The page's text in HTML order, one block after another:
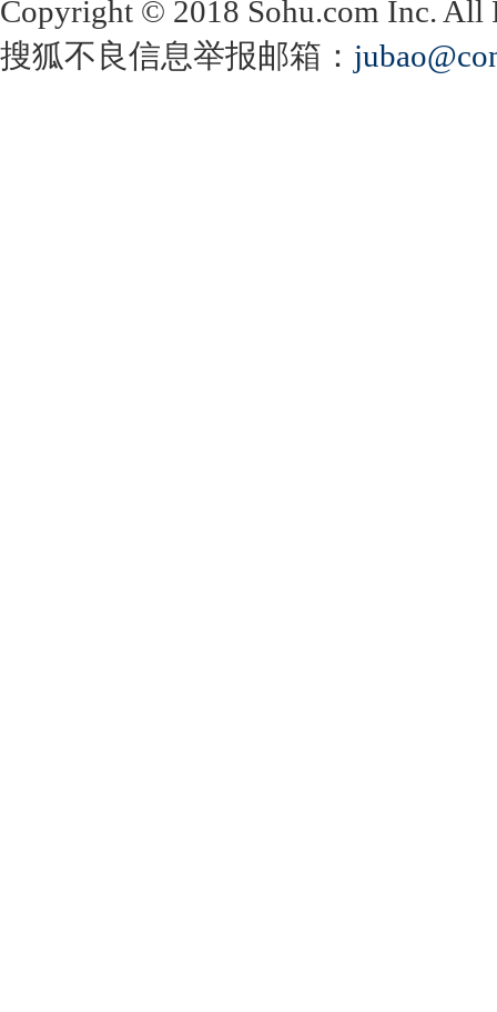
Copyright © 2018 Sohu.com Inc.
搜狐不良信息举报邮箱：